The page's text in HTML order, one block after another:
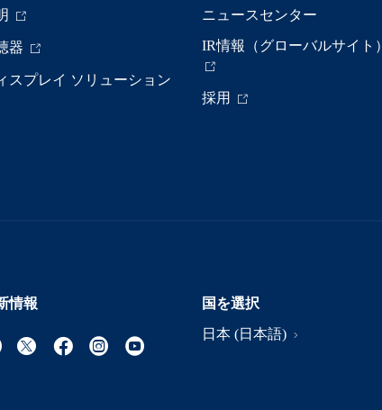
器
スプレイ ソリューション
ニュースセンター
IR情報（グローバルサイト）
採用
情報
国を選択
日本 (日本語)